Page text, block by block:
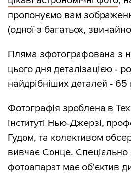
пропонуємо вам
(одної з багатьох,
Пляма зфотографована з
цього дня деталізацією -
найдрібніших деталей - 65
Фотографія зроблена в
інституті Нью-Джерзі,
Гудом, та колективом
вивчає Сонце. Спеціально
фотоапарат має об'єктив